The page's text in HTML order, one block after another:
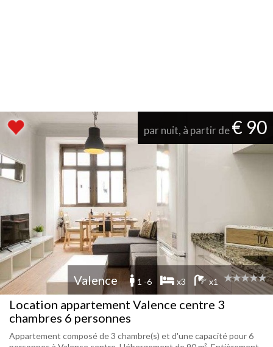
par nuit, à partir de€ 90
Valence 1 -6 x3 x1
Location appartement Valence centre 3
chambres 6 personnes
Appartement composé de 3 chambre(s) et d'une capacité pour 6